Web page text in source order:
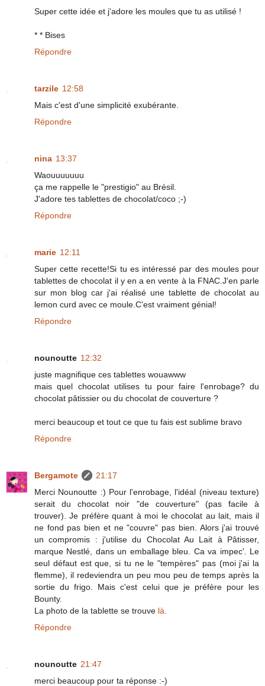
Super cette idée et j'adore les moules que tu as utilisé !
* * Bises
Répondre
tarzile 12:58
Mais c'est d'une simplicité exubérante.
Répondre
nina 13:37
Waouuuuuuu
ça me rappelle le "prestigio" au Brésil.
J'adore tes tablettes de chocolat/coco ;-)
Répondre
marie 12:11
Super cette recette!Si tu es intéressé par des moules pour
tablettes de chocolat il y en a en vente à la FNAC.J'en parle
sur mon blog car j'ai réalisé une tablette de chocolat au
lemon curd avec ce moule.C'est vraiment génial!
Répondre
nounoutte 12:32
juste magnifique ces tablettes wouawww
mais quel chocolat utilises tu pour faire l'enrobage? du
chocolat pâtissier ou du chocolat de couverture ?
merci beaucoup et tout ce que tu fais est sublime bravo
Répondre
Bergamote
21:17
Merci Nounoutte :) Pour l'enrobage, l'idéal (niveau texture)
serait du chocolat noir "de couverture" (pas facile à
trouver). Je préfère quant à moi le chocolat au lait, mais il
ne fond pas bien et ne "couvre" pas bien. Alors j'ai trouvé
un compromis : j'utilise du Chocolat Au Lait à Pâtisser,
marque Nestlé, dans un emballage bleu. Ca va impec'. Le
seul défaut est que, si tu ne le "tempères" pas (moi j'ai la
flemme), il redeviendra un peu mou peu de temps après la
sortie du frigo. Mais c'est celui que je préfère pour les
Bounty.
La photo de la tablette se trouve là
Répondre
nounoutte 21:47
merci beaucoup pour ta réponse :-)